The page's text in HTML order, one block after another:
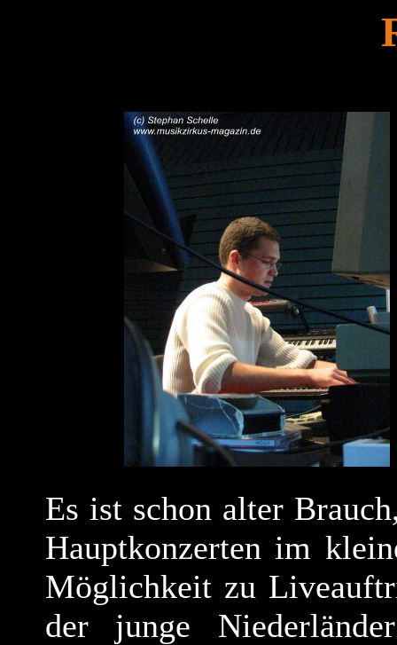
Es ist schon alter
Hauptkonzerten im
Möglichkeit zu
der junge